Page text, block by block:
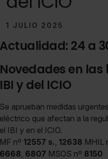
1 JULIO 2025
Actualidad: 24 a
Novedades en
IBI y del ICIO
Se aprueban medidas
eléctrico que afectan a la
el IBI y en el ICIO.
MF nº 12557 s., 12638 MHIL
6668, 6807 MSOS nº 8150